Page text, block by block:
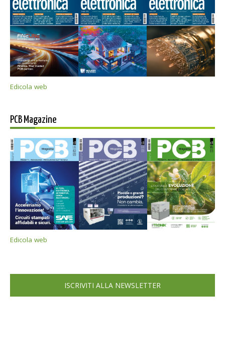
Edicola web
PCB Magazine
Edicola web
ISCRIVITI ALLA NEWSLETTER